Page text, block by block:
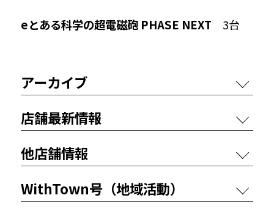
eとある科学の超電磁砲 PHASE NEXT 3台
アーカイブ
店舗最新情報
他店舗情報
WithTown号（地域活動）